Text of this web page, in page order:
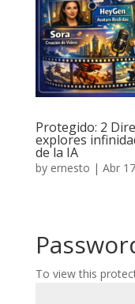
Protegido: 2
explores
de la IA
by ernesto | Abr
To view this